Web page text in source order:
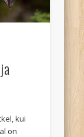
kui
on